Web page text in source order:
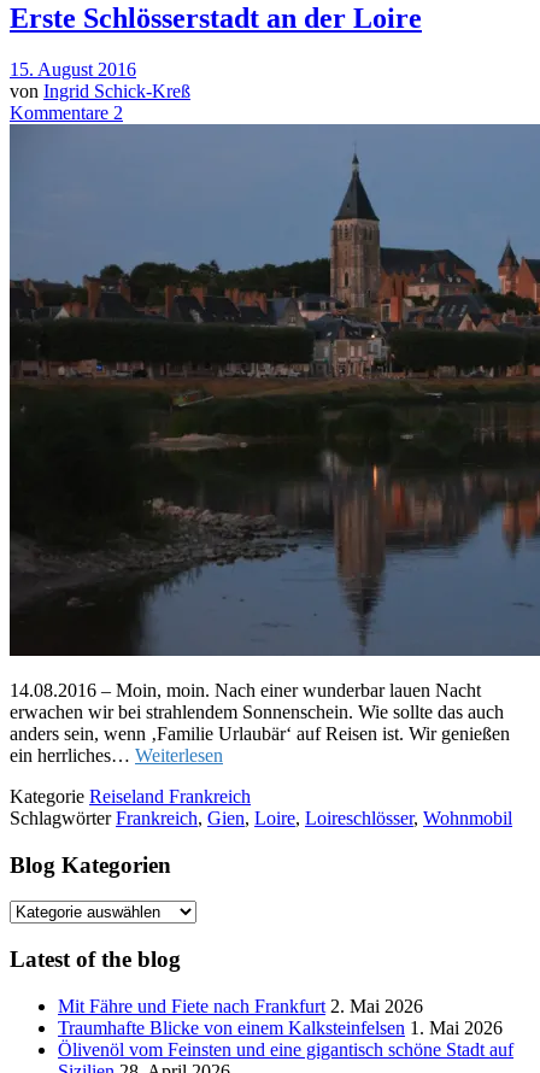
Erste Schlösserstadt an der Loire
15. August 2016
von Ingrid Schick-Kreß
Kommentare 2
14.08.2016 – Moin, moin. Nach einer wunderbar lauen Nacht
erwachen wir bei strahlendem Sonnenschein. Wie sollte das auch
anders sein, wenn ‚Familie Urlaubär‘ auf Reisen ist. Wir genießen
ein herrliches… Weiterlesen
Kategorie Reiseland Frankreich
SchlagwörterFrankreich, Gien, Loire, Loireschlösser, Wohnmobil
Blog Kategorien
Blog
Latest of the blog
Mit Fähre und Fiete nach Frankfurt 2. Mai 2026
Traumhafte Blicke von einem Kalksteinfelsen 1. Mai 2026
Ölivenöl vom Feinsten und eine gigantisch schöne Stadt auf